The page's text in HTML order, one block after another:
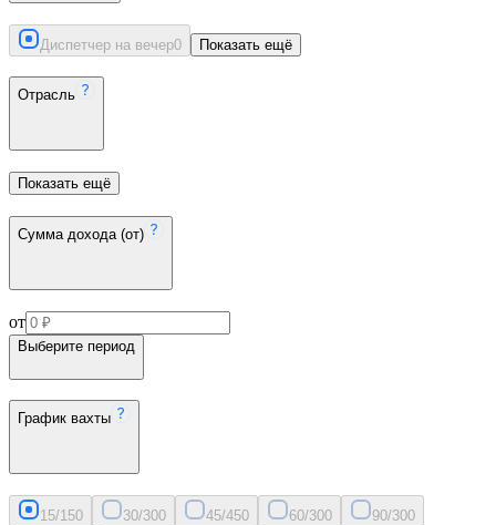
Диспетчер на вечер0 Показать ещё
Отрасль
Показать ещё
Сумма дохода (от)
от
Выберите период
График вахты
15/150 30/300 45/450 60/300 90/300